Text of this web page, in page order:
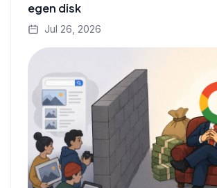
egen disk
Jul 26, 2026